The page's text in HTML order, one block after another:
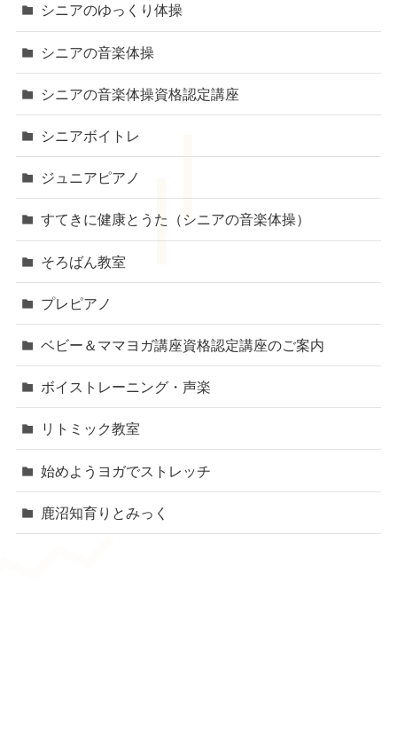
シニアのゆっくり体操
シニアの音楽体操
シニアの音楽体操資格認定講座
シニアボイトレ
ジュニアピアノ
すてきに健康とうた（シニアの音楽体操）
そろばん教室
プレピアノ
ベビー＆ママヨガ講座資格認定講座のご案内
ボイストレーニング・声楽
リトミック教室
始めようヨガでストレッチ
鹿沼知育りとみっく